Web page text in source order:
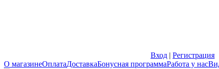
Вход | Регистрация
О магазинеОплатаДоставкаБонусная программаРабота у нас